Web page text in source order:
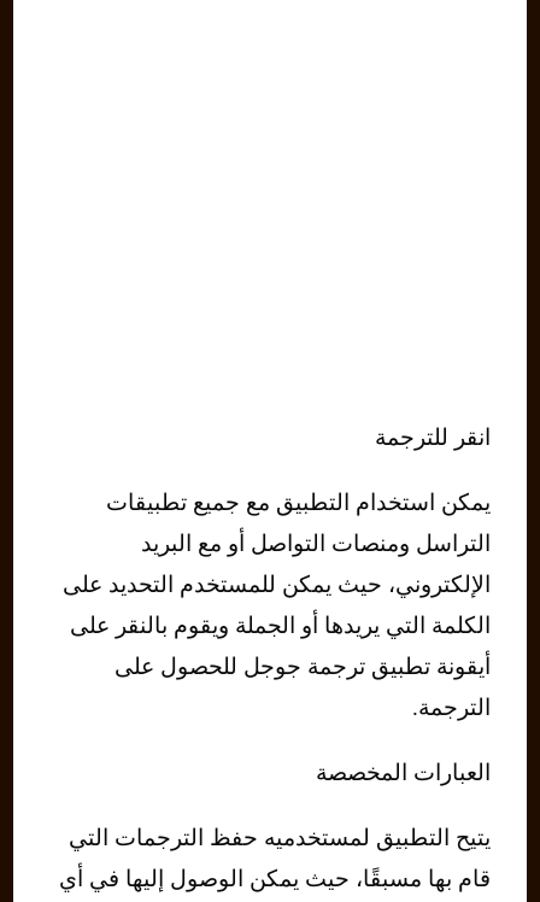
انقر للترجمة
يمكن استخدام التطبيق مع جميع تطبيقات
التراسل ومنصات التواصل أو مع البريد
الإلكتروني، حيث يمكن للمستخدم التحديد على
الكلمة التي يريدها أو الجملة ويقوم بالنقر على
أيقونة تطبيق ترجمة جوجل للحصول على
الترجمة.
العبارات المخصصة
يتيح التطبيق لمستخدميه حفظ الترجمات التي
قام بها مسبقًا، حيث يمكن الوصول إليها في أي